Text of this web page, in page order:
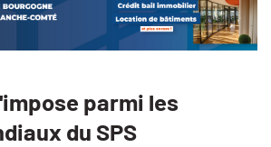
parmi les
du SPS